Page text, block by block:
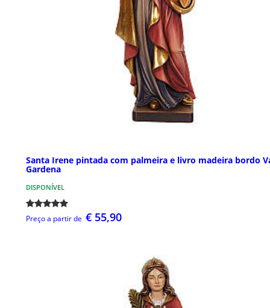
Santa Irene pintada com palmeira e livro madeira bordo
Gardena
DISPONÍVEL
Preço a partir de € 55,90